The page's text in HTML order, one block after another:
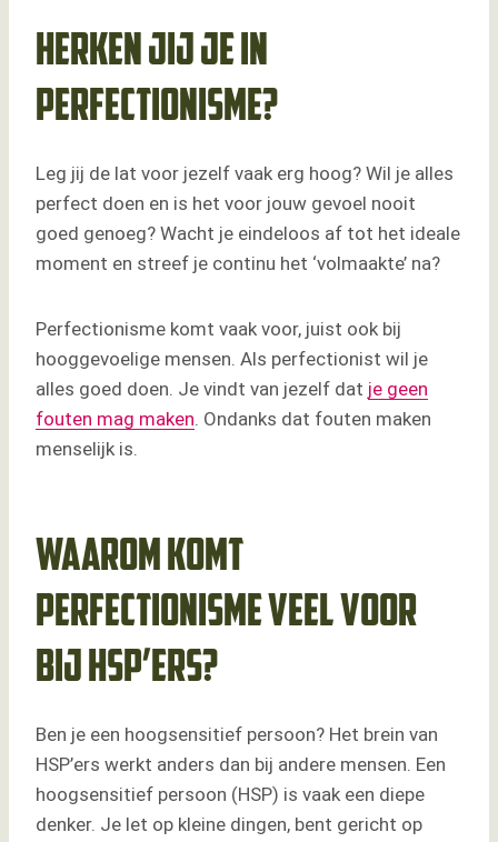
Afwijzing intenser ervaren
Sterke innerlijke criticus
Perfectionisme en Rejection Sensitivity, hoe
zit dat?
Wat is kenmerkend voor perfectionisme?
Gevaar van perfectionisme
Gevolgen van extreem perfectionisme
Tips voor omgaan met perfectionisme
Achterhaal: waarom ben je
perfectionistisch?
Familieopstelling: inzicht in verborgen
dynamieken
Goede zelfzorg
Herken jij je in
perfectionisme?
Leg jij de lat voor jezelf vaak erg hoog? Wil je alles
perfect doen en is het voor jouw gevoel nooit
goed genoeg? Wacht je eindeloos af tot het ideale
moment en streef je continu het ‘volmaakte’ na?
Perfectionisme komt vaak voor, juist ook bij
hooggevoelige mensen. Als perfectionist wil je
alles goed doen. Je vindt van jezelf dat je geen
fouten mag maken. Ondanks dat fouten maken
menselijk is.
Waarom komt
perfectionisme veel voor
bij HSP’ers?
Ben je een hoogsensitief persoon? Het brein van
HSP’ers werkt anders dan bij andere mensen. Een
hoogsensitief persoon (HSP) is vaak een diepe
denker. Je let op kleine dingen, bent gericht op